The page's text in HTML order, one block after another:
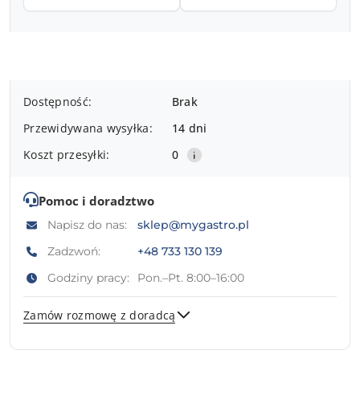
Dostępność
dostawa
Dostępność:
Brak
Przewidywana wysyłka:
14 dni
Koszt przesyłki:
0
Pomoc i doradztwo
Napisz do nas:
sklep@mygastro.pl
Zadzwoń:
+48 733 130 139
Godziny pracy:
Pon.–Pt. 8:00–16:00
Zamów rozmowę z doradcą